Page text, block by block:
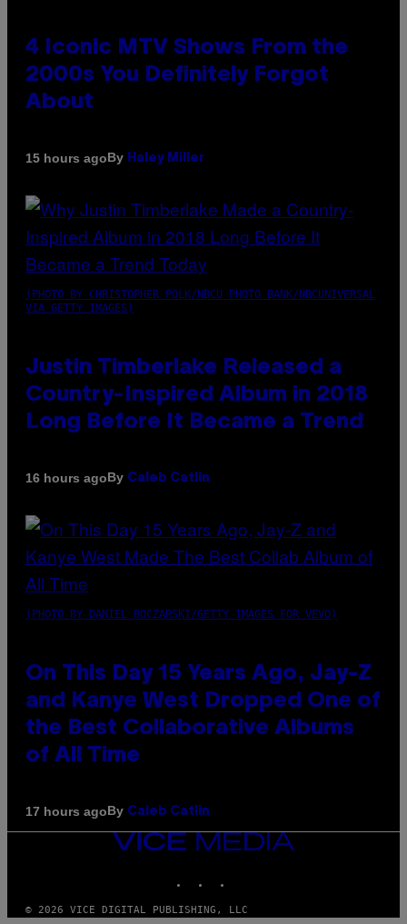
4 Iconic MTV Shows From the
2000s You Definitely Forgot
About
15 hours agoBy Haley Miller
(PHOTO BY CHRISTOPHER POLK/NBCU PHOTO BANK/NBCUNIVERSAL
VIA GETTY IMAGES)
Justin Timberlake Released a
Country-Inspired Album in 2018
Long Before It Became a Trend
16 hours agoBy Caleb Catlin
(PHOTO BY DANIEL BOCZARSKI/GETTY IMAGES FOR VEVO)
On This Day 15 Years Ago, Jay-Z
and Kanye West Dropped One of
the Best Collaborative Albums
of All Time
17 hours agoBy Caleb Catlin
VICE
© 2026 VICE DIGITAL PUBLISHING, LLC